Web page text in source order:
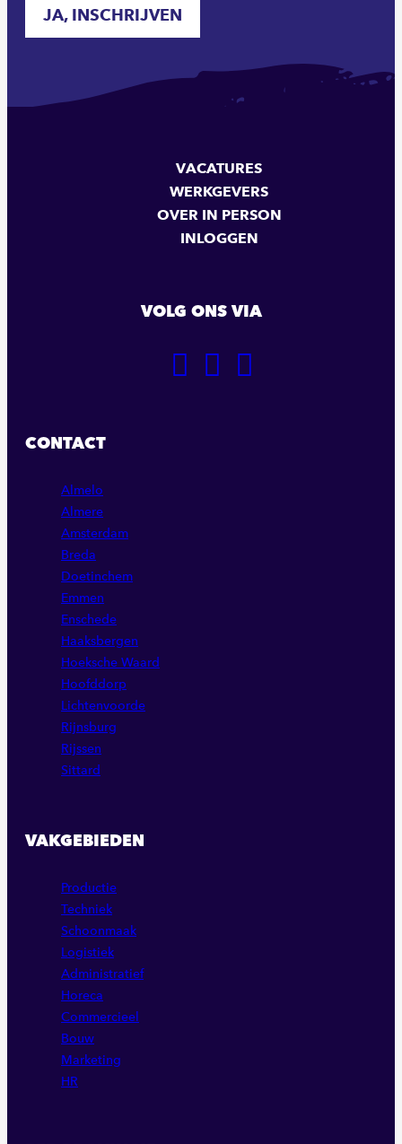
JA, INSCHRIJVEN
VACATURES
WERKGEVERS
OVER IN PERSON
INLOGGEN
VOLG ONS VIA
CONTACT
Almelo
Almere
Amsterdam
Breda
Doetinchem
Emmen
Enschede
Haaksbergen
Hoeksche Waard
Hoofddorp
Lichtenvoorde
Rijnsburg
Rijssen
Sittard
VAKGEBIEDEN
Productie
Techniek
Schoonmaak
Logistiek
Administratief
Horeca
Commercieel
Bouw
Marketing
HR